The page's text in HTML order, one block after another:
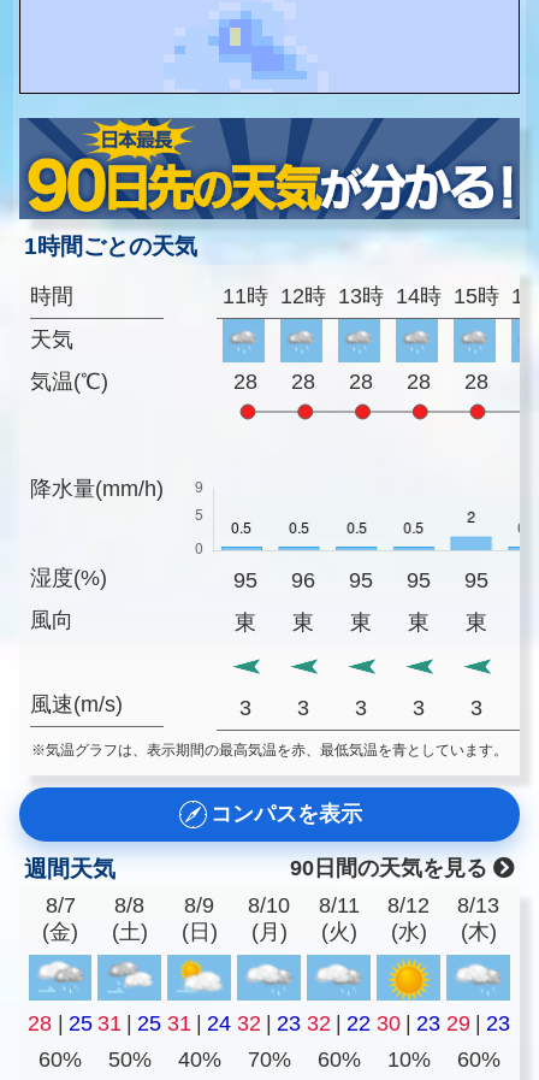
1時間ごとの天気
時間
天気
気温(℃)
降水量(mm/h)
湿度(%)
風向
風速(m/s)
11時 12時 13時 14時 15時
28 28 28 28 28
95 96 95 95 95
東
東 東 東 東
3 3 3 3 3
※気温グラフは、表示期間の最高気温を赤、最低気温を青としています。
コンパスを表示
週間天気
90日間の天気を見る
8/7
(金)
8/8
(土)
8/9
(日)
8/10
(月)
8/11
(火)
8/12
(水)
8/13
(木)
28 25 31 25 31 24 32 23 32 22 30 23 29
23
60%
50% 40% 70% 60% 10% 60%